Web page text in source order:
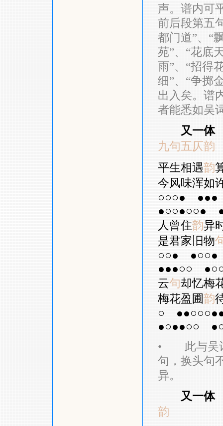
声。谱内可
前后段第五
都门道”、“
苑”、“花底
雨”、“招得
细”、“争掷
出入矣。谱
者能悉如吴
又一体
九句五仄韵
平生相遇韵
今风味浑如
○○○●
●●●
●○○●○○●
人曾住韵异
是君家旧物
○○●
●○○●
●●●○○
云句却忆梅
梅花盈圃韵
○
●○●●○○
• 此与吴词
句，换头句
异。
又一体
韵